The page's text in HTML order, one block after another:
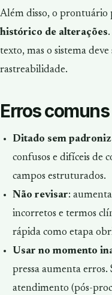
Além disso, o prontuário
histórico de alterações
texto, mas o sistema
rastreabilidade.
Erros
Ditado sem
confusos e difíceis de
campos estruturados.
Não revisar:
incorretos e termos
rápida como etapa
Usar no momento
pressa aumenta erros.
atendimento (pós-